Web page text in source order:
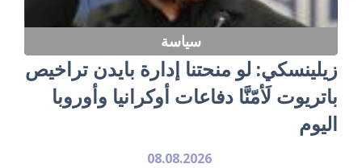
سياسة
زيلينسكي: لو منحتنا إدارة بايدن تراخيص
باتريوت لَأمّنَّا دفاعات أوكرانيا وأوروبا
اليوم
08.08.2026